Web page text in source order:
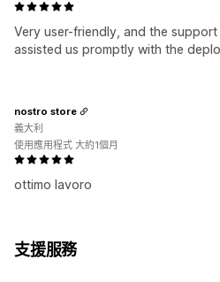
Very user-friendly, and the
assisted us promptly with the
ottimo lavoro
nostro store
義大利
使用應用程式 大約1個月
支援服務